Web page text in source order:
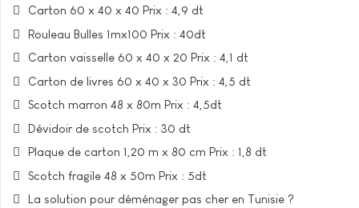
Carton 60 x 40 x 40 Prix : 4,9 dt
Rouleau Bulles 1mx100 Prix : 40dt
Carton vaisselle 60 x 40 x 20 Prix : 4,1 dt
Carton de livres 60 x 40 x 30 Prix : 4,5 dt
Scotch marron 48 x 80m Prix : 4,5dt
Dévidoir de scotch Prix : 30 dt
Plaque de carton 1,20 m x 80 cm Prix : 1,8 dt
Scotch fragile 48 x 50m Prix : 5dt
La solution pour déménager pas cher en Tunisie ?